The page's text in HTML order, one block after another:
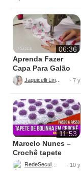
06:36
Aprenda Fazer
Capa Para Galão
de Água – 20 litros
Jaquicelli Liriane · 7 y
11:53
Marcelo Nunes –
Crochê tapete
bolinha Parte 1
· 10 y